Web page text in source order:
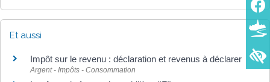
Et aussi
Impôt sur le revenu : déclaration et revenus à déclarer
Argent - Impôts - Consommation